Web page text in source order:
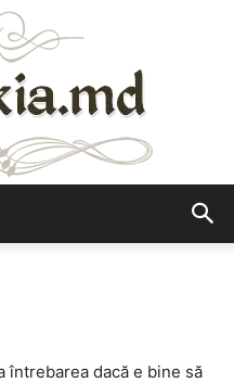
întrebarea dacă e bine să